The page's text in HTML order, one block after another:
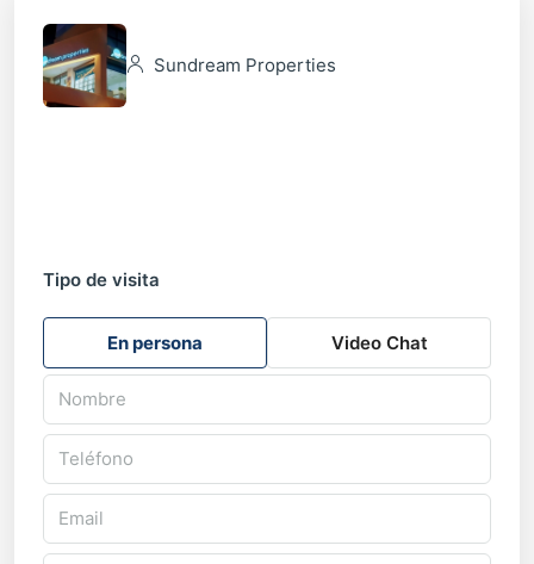
Sundream Properties
Tipo de visita
En persona Video Chat